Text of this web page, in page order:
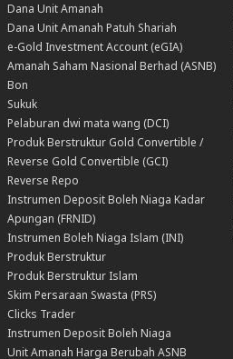
Dana Unit Amanah
Dana Unit Amanah Patuh Shariah
e-Gold Investment Account (eGIA)
Amanah Saham Nasional Berhad (ASNB)
Bon
Sukuk
Pelaburan dwi mata wang (DCI)
Produk Berstruktur Gold Convertible /
Reverse Gold Convertible (GCI)
Reverse Repo
Instrumen Deposit Boleh Niaga Kadar
Apungan (FRNID)
Instrumen Boleh Niaga Islam (INI)
Produk Berstruktur
Produk Berstruktur Islam
Skim Persaraan Swasta (PRS)
Clicks Trader
Instrumen Deposit Boleh Niaga
Unit Amanah Harga Berubah ASNB